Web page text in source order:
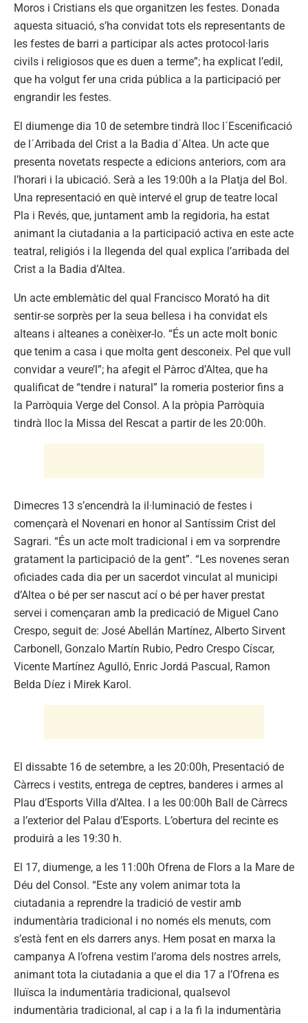
Moros i Cristians els que organitzen les festes. Donada
aquesta situació, s’ha convidat tots els representants de
les festes de barri a participar als actes protocol·laris
civils i religiosos que es duen a terme”; ha explicat l’edil,
que ha volgut fer una crida pública a la participació per
engrandir les festes.
El diumenge dia 10 de setembre tindrà lloc l´Escenificació
de l´Arribada del Crist a la Badia d´Altea. Un acte que
presenta novetats respecte a edicions anteriors, com ara
l’horari i la ubicació. Serà a les 19:00h a la Platja del Bol.
Una representació en què intervé el grup de teatre local
Pla i Revés, que, juntament amb la regidoria, ha estat
animant la ciutadania a la participació activa en este acte
teatral, religiós i la llegenda del qual explica l’arribada del
Crist a la Badia d’Altea.
Un acte emblemàtic del qual Francisco Morató ha dit
sentir-se sorprès per la seua bellesa i ha convidat els
alteans i alteanes a conèixer-lo. “És un acte molt bonic
que tenim a casa i que molta gent desconeix. Pel que vull
convidar a veure’l”; ha afegit el Pàrroc d’Altea, que ha
qualificat de “tendre i natural” la romeria posterior fins a
la Parròquia Verge del Consol. A la pròpia Parròquia
tindrà lloc la Missa del Rescat a partir de les 20:00h.
Dimecres 13 s’encendrà la il·luminació de festes i
començarà el Novenari en honor al Santíssim Crist del
Sagrari. “És un acte molt tradicional i em va sorprendre
gratament la participació de la gent”. “Les novenes seran
oficiades cada dia per un sacerdot vinculat al municipi
d’Altea o bé per ser nascut ací o bé per haver prestat
servei i començaran amb la predicació de Miguel Cano
Crespo, seguit de: José Abellán Martínez, Alberto Sirvent
Carbonell, Gonzalo Martín Rubio, Pedro Crespo Císcar,
Vicente Martínez Agulló, Enric Jordá Pascual, Ramon
Belda Díez i Mirek Karol.
El dissabte 16 de setembre, a les 20:00h, Presentació de
Càrrecs i vestits, entrega de ceptres, banderes i armes al
Plau d’Esports Villa d’Altea. I a les 00:00h Ball de Càrrecs
a l’exterior del Palau d’Esports. L’obertura del recinte es
produirà a les 19:30 h.
El 17, diumenge, a les 11:00h Ofrena de Flors a la Mare de
Déu del Consol. “Este any volem animar tota la
ciutadania a reprendre la tradició de vestir amb
indumentària tradicional i no només els menuts, com
s’està fent en els darrers anys. Hem posat en marxa la
campanya A l’ofrena vestim l’aroma dels nostres arrels,
animant tota la ciutadania a que el dia 17 a l’Ofrena es
lluïsca la indumentària tradicional, qualsevol
indumentària tradicional, al cap i a la fi la indumentària